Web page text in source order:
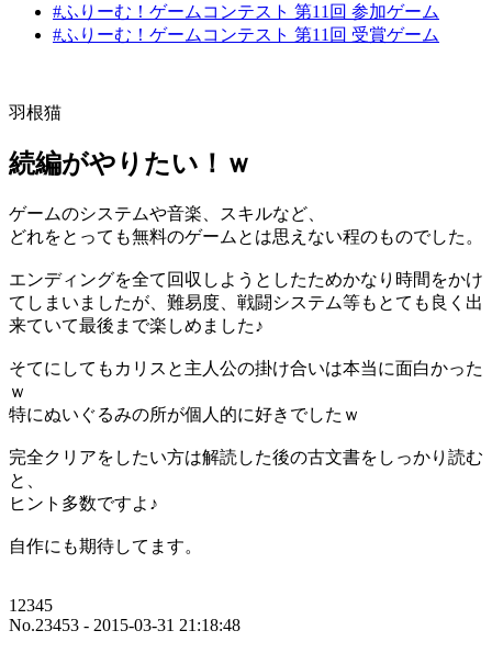
#ふりーむ！ゲームコンテスト 第11回 参加ゲーム
#ふりーむ！ゲームコンテスト 第11回 受賞ゲーム
羽根猫
続編がやりたい！ｗ
ゲームのシステムや音楽、スキルなど、
どれをとっても無料のゲームとは思えない程のものでした。
エンディングを全て回収しようとしたためかなり時間をかけ
てしまいましたが、難易度、戦闘システム等もとても良く出
来ていて最後まで楽しめました♪
そてにしてもカリスと主人公の掛け合いは本当に面白かった
ｗ
特にぬいぐるみの所が個人的に好きでしたｗ
完全クリアをしたい方は解読した後の古文書をしっかり読む
と、
ヒント多数ですよ♪
自作にも期待してます。
12345
No.23453 - 2015-03-31 21:18:48